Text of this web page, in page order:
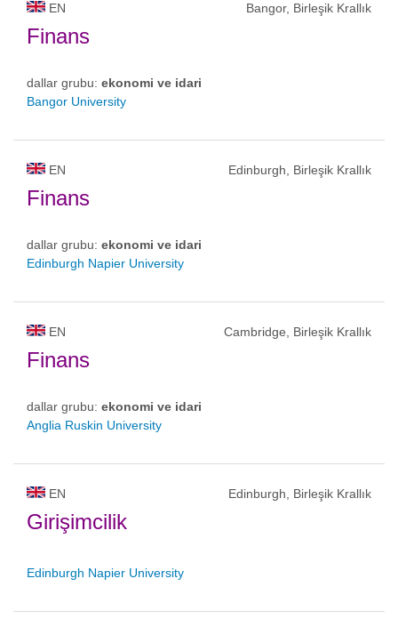
EN Bangor, Birleşik Krallık
Finans
dallar grubu: ekonomi ve idari
Bangor University
EN Edinburgh, Birleşik Krallık
Finans
dallar grubu: ekonomi ve idari
Edinburgh Napier University
EN Cambridge, Birleşik Krallık
Finans
dallar grubu: ekonomi ve idari
Anglia Ruskin University
EN Edinburgh, Birleşik Krallık
Girişimcilik
Edinburgh Napier University